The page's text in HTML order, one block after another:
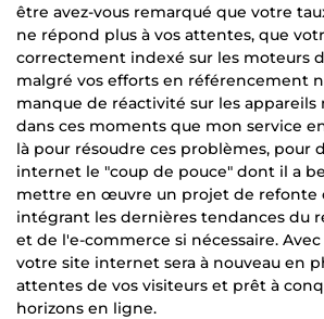
être avez-vous remarqué que votre
ne répond plus à vos attentes, que
correctement indexé sur les moteurs
malgré vos efforts en référencement
manque de réactivité sur les appareils
dans ces moments que mon service
là pour résoudre ces problèmes, pour
internet le "coup de pouce" dont il a
mettre en œuvre un projet de refonte
intégrant les dernières tendances du
et de l'e-commerce si nécessaire.
votre site internet sera à nouveau en
attentes de vos visiteurs et prêt à
horizons en ligne.